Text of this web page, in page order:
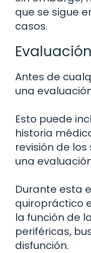
que se sigue
casos.
Antes de
una
Esto puede
historia
revisión de
una
Durante esta
quiropráctico
la función de
periféricas,
disfunción.